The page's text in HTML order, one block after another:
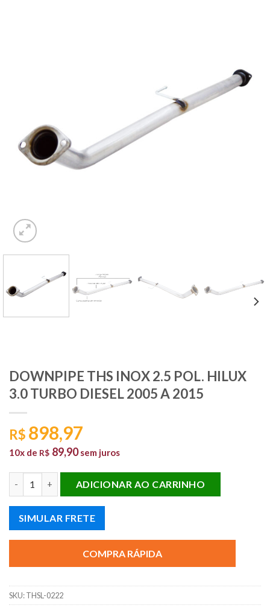
DOWNPIPE THS INOX 2.5 POL. HILUX
3.0 TURBO DIESEL 2005 A 2015
R$ 898,97
10x de R$ 89,90 sem juros
ADICIONAR AO CARRINHO
SIMULAR FRETE
COMPRA RÁPIDA
SKU:THSL-0222